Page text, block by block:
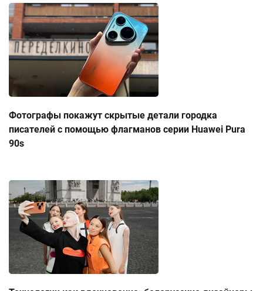
Фотографы покажут скрытые детали городка
писателей с помощью флагманов серии Huawei Pura
90s